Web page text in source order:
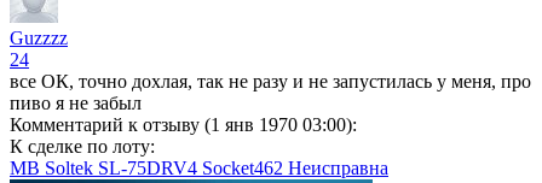
Guzzzz
24
все ОК, точно дохлая, так не разу и не запустилась у меня, про
пиво я не забыл
Комментарий к отзыву (1 янв 1970 03:00):
К сделке по лоту:
MB Soltek SL-75DRV4 Socket462 Неисправна